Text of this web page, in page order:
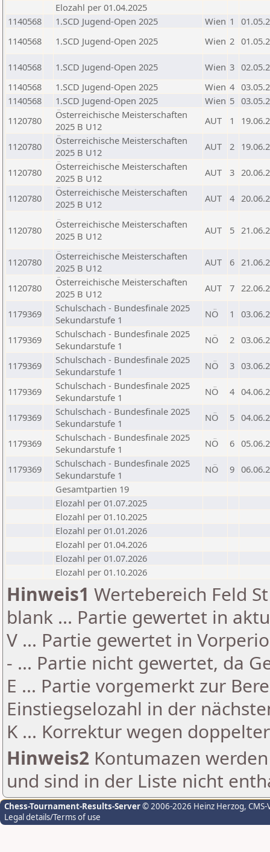
Elozahl per 01.04.2025
1140568
1.SCD Jugend-Open 2025 Wien 1
1140568
1.SCD Jugend-Open 2025 Wien 2
1140568 1.SCD Jugend-Open 2025 Wien 3
1140568
1.SCD Jugend-Open 2025 Wien 4
1140568
1.SCD Jugend-Open 2025 Wien 5
1120780
Österreichische Meisterschaften
2025 B U12
AUT 1
1120780
Österreichische Meisterschaften
2025 B U12
AUT 2
1120780
Österreichische Meisterschaften
2025 B U12
AUT 3
1120780
Österreichische Meisterschaften
2025 B U12
AUT 4
1120780
Österreichische Meisterschaften
2025 B U12
AUT 5
1120780
Österreichische Meisterschaften
2025 B U12
AUT 6
1120780
Österreichische Meisterschaften
2025 B U12
AUT 7
1179369
Schulschach - Bundesfinale 2025
Sekundarstufe 1
NÖ 1
1179369
Schulschach - Bundesfinale 2025
Sekundarstufe 1
NÖ 2
1179369
Schulschach - Bundesfinale 2025
Sekundarstufe 1
NÖ 3
1179369
Schulschach - Bundesfinale 2025
Sekundarstufe 1
NÖ 4
1179369
Schulschach - Bundesfinale 2025
Sekundarstufe 1
NÖ 5
1179369
Schulschach - Bundesfinale 2025
Sekundarstufe 1
NÖ 6
1179369
Schulschach - Bundesfinale 2025
Sekundarstufe 1
NÖ 9
Gesamtpartien 19
Elozahl per 01.07.2025
Elozahl per 01.10.2025
Elozahl per 01.01.2026
Elozahl per 01.04.2026
Elozahl per 01.07.2026
Elozahl per 01.10.2026
Hinweis1 Wertebereich Feld
blank ... Partie gewertet in
V ... Partie gewertet in
- ... Partie nicht gewertet, da
E ... Partie vorgemerkt zur
Einstiegselozahl in der
K ... Korrektur wegen
Hinweis2 Kontumazen
und sind in der Liste nicht
Chess-Tournament-Results-Server© 2006-2026 Heinz Herzog,
Legal details/Terms of use